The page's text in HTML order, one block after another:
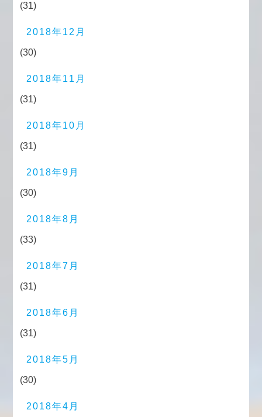
(31)
2018年12月
(30)
2018年11月
(31)
2018年10月
(31)
2018年9月
(30)
2018年8月
(33)
2018年7月
(31)
2018年6月
(31)
2018年5月
(30)
2018年4月